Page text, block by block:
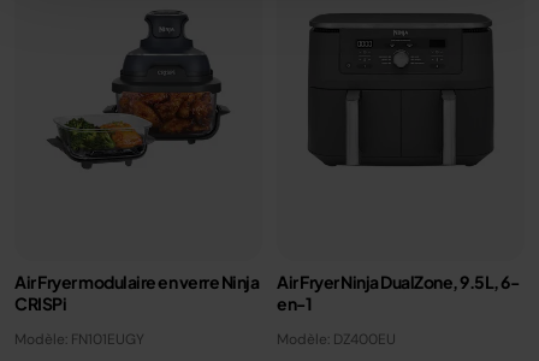
Air Fryer modulaire en verre Ninja
CRISPi
Modèle: FN101EUGY
Air Fryer Ninja DualZone, 9.5L, 6-
en-1
Modèle: DZ400EU